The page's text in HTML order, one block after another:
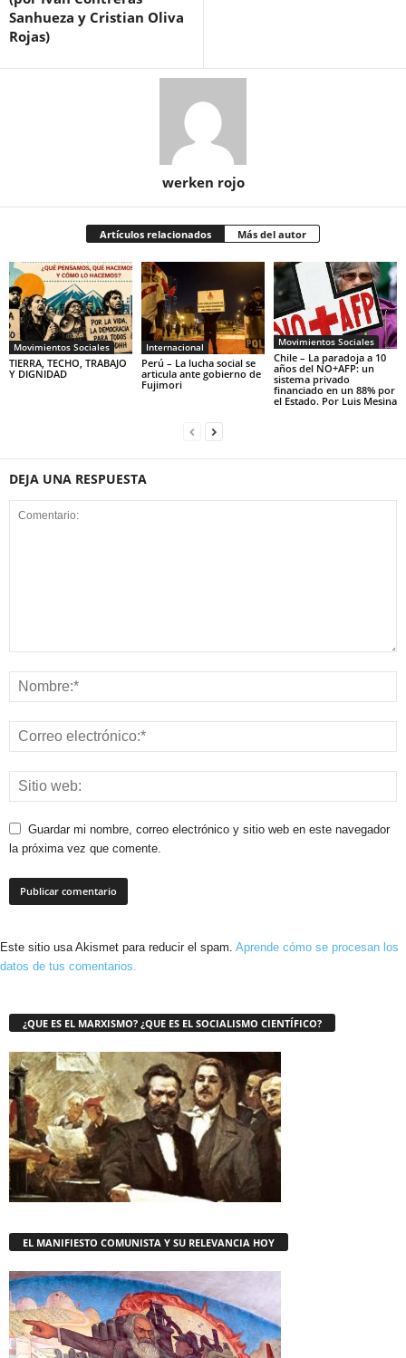
Sanhueza y Cristian Oliva
Rojas)
werken rojo
Artículos relacionados Más del autor
Movimientos Sociales
TIERRA, TECHO, TRABAJO
Y DIGNIDAD
Internacional
Perú – La lucha social se
articula ante gobierno de
Fujimori
Movimientos Sociales
Chile – La paradoja a 10
años del NO+AFP: un
sistema privado
financiado en un 88% por
el Estado. Por Luis Mesina
DEJA UNA RESPUESTA
Guardar mi nombre, correo electrónico y sitio web en este navegador
la próxima vez que comente.
Este sitio usa Akismet para reducir el spam. Aprende cómo se procesan los
datos de tus comentarios.
¿QUE ES EL MARXISMO? ¿QUE ES EL SOCIALISMO CIENTÍFICO?
EL MANIFIESTO COMUNISTA Y SU RELEVANCIA HOY